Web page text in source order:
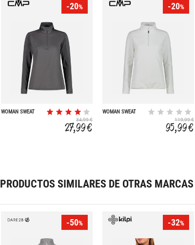
-20%
WOMAN SWEAT
34,99 €
27,99 €
-20%
WOMAN SWEAT
119,99 €
95,99 €
PRODUCTOS SIMILARES DE OTRAS MARCAS
-50% -32%